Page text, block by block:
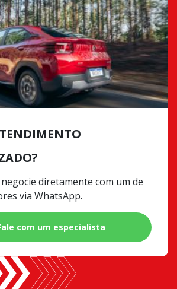
diretamente com um de
via WhatsApp.
com um especialista